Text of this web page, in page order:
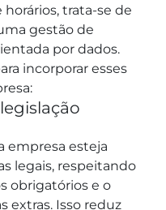
trata-se de
gestão de
por dados.
incorporar esses
empresa esteja
legais, respeitando
obrigatórios e o
extras. Isso reduz